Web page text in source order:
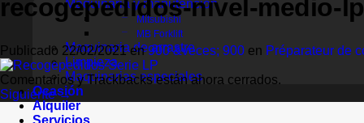
Maquinaria y manutención
Mitsubishi
MB Forklift
Maquinaria de arrastre
Limpieza
Maquinarias especiales
Ocasión
Alquiler
Servicios
recogepedidos-nivel-medio-lp
Publicado 22/02/2021en900 &veces; 900 en Préparateur de
Comentarios y Trackbacks están ahora cerrados.
Siguiente→